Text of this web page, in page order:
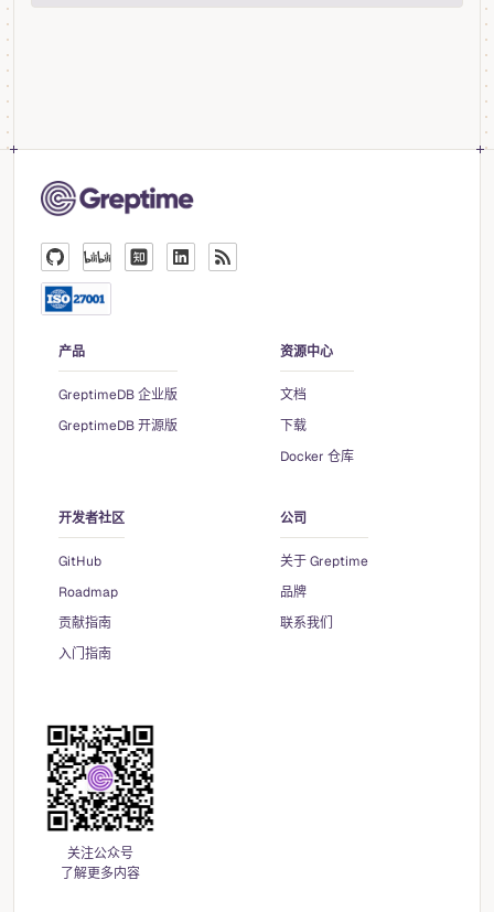
产品
GreptimeDB 企业版
GreptimeDB 开源版
资源中心
文档
下载
Docker 仓库
开发者社区
GitHub
Roadmap
贡献指南
入门指南
公司
关于 Greptime
品牌
联系我们
关注公众号
了解更多内容